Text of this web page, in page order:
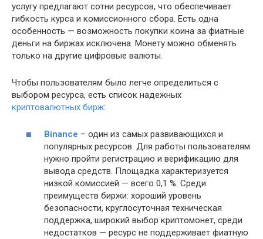
услугу предлагают сотни ресурсов, что обеспечивает
гибкость курса и комиссионного сбора. Есть одна
особенность — возможность покупки коина за фиатные
деньги на биржах исключена. Монету можно обменять
только на другие цифровые валюты.
Чтобы пользователям было легче определиться с
выбором ресурса, есть список надежных
криптовалютных бирж:
Binance – один из самых развивающихся и
популярных ресурсов. Для работы пользователям
нужно пройти регистрацию и верификацию для
вывода средств. Площадка характеризуется
низкой комиссией — всего 0,1 %. Среди
преимуществ биржи: хороший уровень
безопасности, круглосуточная техническая
поддержка, широкий выбор криптомонет, среди
недостатков — ресурс не поддерживает фиатную